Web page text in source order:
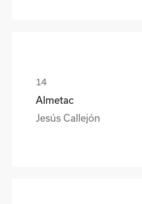
Almetac
Jesús Callejón